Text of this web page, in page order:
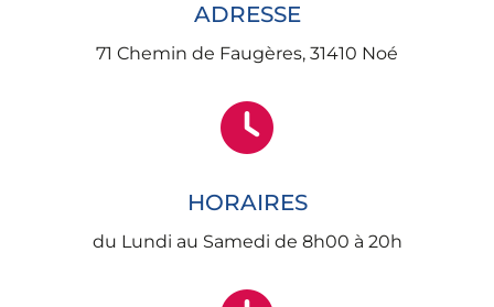
ADRESSE
71 Chemin de Faugères, 31410 Noé
HORAIRES
du Lundi au Samedi de 8h00 à 20h